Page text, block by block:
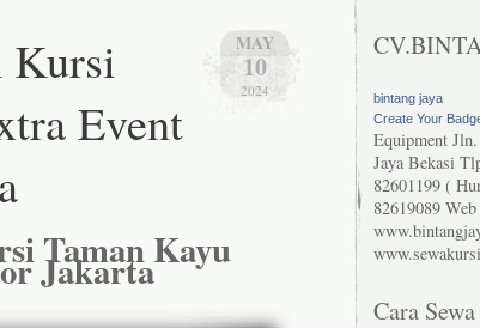
MAY
10
2024
Kursi
Event
Taman Kayu
Jakarta
bintang jaya
Create Your
Equipment
Jaya Bekasi
82601199 (
82619089
Cara